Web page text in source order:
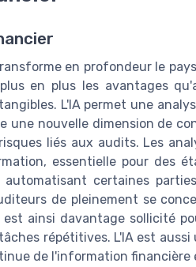
en profondeur le
en plus les avantages
L'IA permet une
une nouvelle dimension de
liés aux audits. Les
essentielle pour des
certaines
de pleinement se
ainsi davantage sollicité
répétitives. L'IA est
de l'information financière